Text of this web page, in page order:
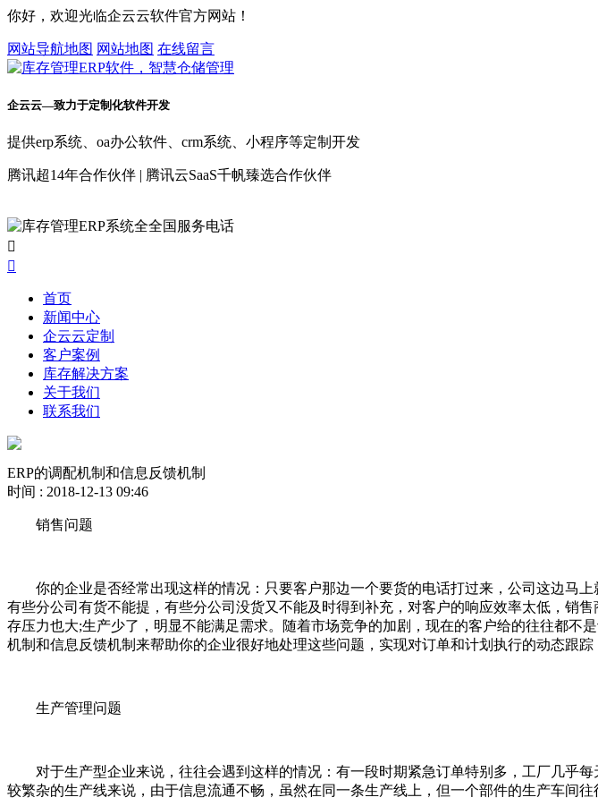
你好，欢迎光临企云云软件官方网站！
网站导航地图 网站地图 在线留言
企云云—致力于定制化软件开发
提供erp系统、oa办公软件、crm系统、小程序等定制开发
腾讯超14年合作伙伴 | 腾讯云SaaS千帆臻选合作伙伴


首页
新闻中心
企云云定制
客户案例
库存解决方案
关于我们
联系我们
ERP的调配机制和信息反馈机制
时间 : 2018-12-13 09:46
销售问题
你的企业是否经常出现这样的情况：只要客户那边一个要货的电话打过来，公司这边马上
有些分公司有货不能提，有些分公司没货又不能及时得到补充，对客户的响应效率太低，销
存压力也大;生产少了，明显不能满足需求。随着市场竞争的加剧，现在的客户给的往往都
机制和信息反馈机制来帮助你的企业很好地处理这些问题，实现对订单和计划执行的动态跟
生产管理问题
对于生产型企业来说，往往会遇到这样的情况：有一段时期紧急订单特别多，工厂几乎
较繁杂的生产线来说，由于信息流通不畅，虽然在同一条生产线上，但一个部件的生产车间往